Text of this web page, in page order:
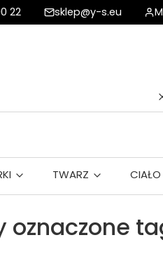
22 sklep@y-s.eu
TWARZ CIAŁO
oznaczone